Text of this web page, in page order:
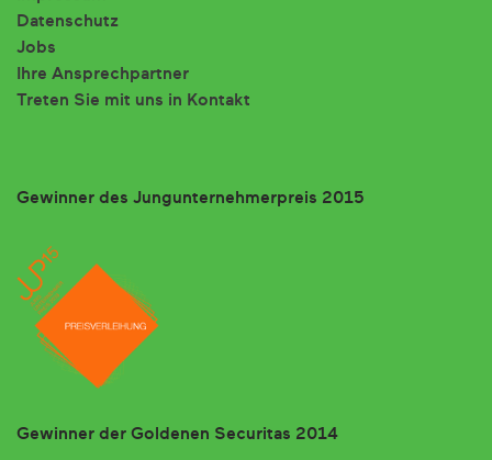
Datenschutz
Jobs
Ihre Ansprechpartner
Treten Sie mit uns in Kontakt
Gewinner des Jungunternehmerpreis 2015
Gewinner der Goldenen Securitas 2014